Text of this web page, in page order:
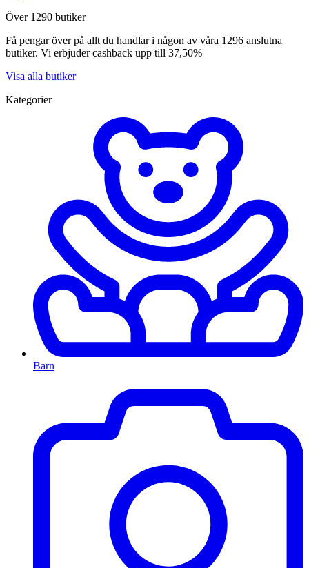
Över 1290 butiker
Få pengar över på allt du handlar i någon av våra 1296 anslutna
butiker. Vi erbjuder cashback upp till 37,50%
Visa alla butiker
Kategorier
Barn